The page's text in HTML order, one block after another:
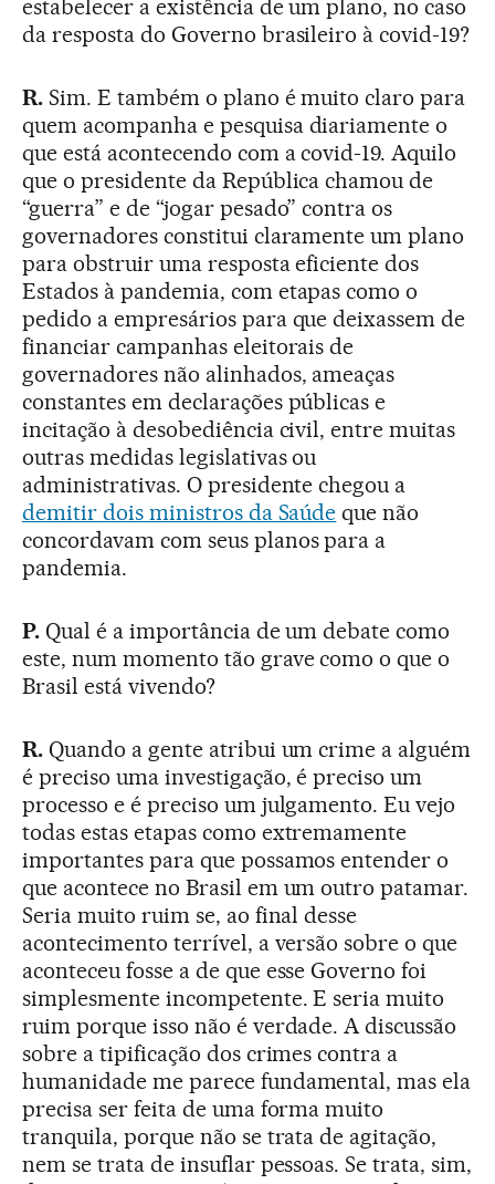
estabelecer a existência de um plano, no caso
da resposta do Governo brasileiro à covid-19?
R. Sim. E também o plano é muito claro para
quem acompanha e pesquisa diariamente o
que está acontecendo com a covid-19. Aquilo
que o presidente da República chamou de
“guerra” e de “jogar pesado” contra os
governadores constitui claramente um plano
para obstruir uma resposta eficiente dos
Estados à pandemia, com etapas como o
pedido a empresários para que deixassem de
financiar campanhas eleitorais de
governadores não alinhados, ameaças
constantes em declarações públicas e
incitação à desobediência civil, entre muitas
outras medidas legislativas ou
administrativas. O presidente chegou a
demitir dois ministros da Saúde que não
concordavam com seus planos para a
pandemia.
P. Qual é a importância de um debate como
este, num momento tão grave como o que o
Brasil está vivendo?
R.Quando a gente atribui um crime a alguém
é preciso uma investigação, é preciso um
processo e é preciso um julgamento. Eu vejo
todas estas etapas como extremamente
importantes para que possamos entender o
que acontece no Brasil em um outro patamar.
Seria muito ruim se, ao final desse
acontecimento terrível, a versão sobre o que
aconteceu fosse a de que esse Governo foi
simplesmente incompetente. E seria muito
ruim porque isso não é verdade. A discussão
sobre a tipificação dos crimes contra a
humanidade me parece fundamental, mas ela
precisa ser feita de uma forma muito
tranquila, porque não se trata de agitação,
nem se trata de insuflar pessoas. Se trata, sim,